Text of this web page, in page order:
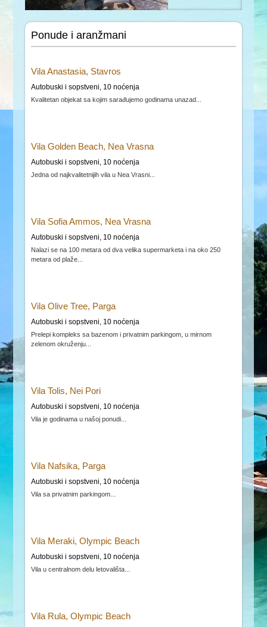
Nei Pori, Platamon,
Amudia letovanje
2026.
Parga, Sivota, Vrahos,
Ponude i aranžmani
Vila Anastasia, Stavros
Autobuski i sopstveni, 10 noćenja
Kvalitetan objekat sa kojim sarađujemo godinama unazad...
Vila Golden Beach, Nea Vrasna
Autobuski i sopstveni, 10 noćenja
Jedna od najkvalitetnijih vila u Nea Vrasni...
Vila Sofia Ammos, Nea Vrasna
Autobuski i sopstveni, 10 noćenja
Nalazi se na 100 metara od dva velika supermarketa i na oko 250
metara od plaže...
Vila Olive Tree, Parga
Autobuski i sopstveni, 10 noćenja
Prelepi kompleks sa bazenom i privatnim parkingom, u mirnom
zelenom okruženju...
Vila Tolis, Nei Pori
Autobuski i sopstveni, 10 noćenja
Vila je godinama u našoj ponudi...
Vila Nafsika, Parga
Autobuski i sopstveni, 10 noćenja
Vila sa privatnim parkingom...
Vila Meraki, Olympic Beach
Autobuski i sopstveni, 10 noćenja
Vila u centralnom delu letovališta...
Vila Rula, Olympic Beach